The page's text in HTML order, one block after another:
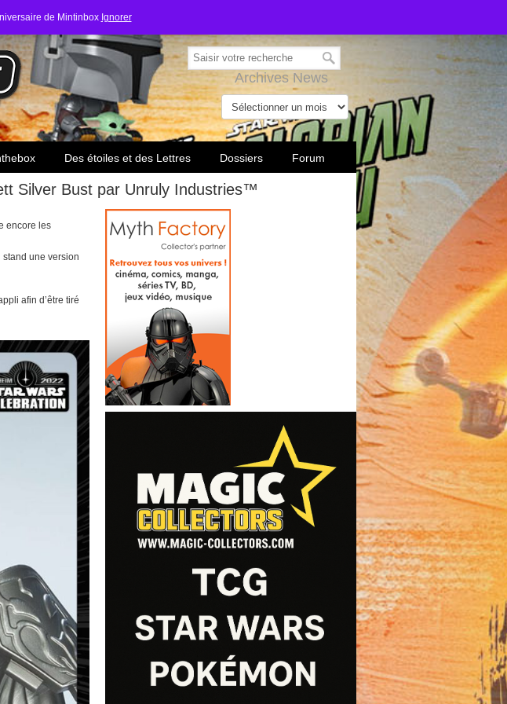
de Mintinbox Ignorer
Archives News
Des étoiles et des Lettres Dossiers Forum
Silver Bust par Unruly Industries™
encore les
une version
afin d’être tiré